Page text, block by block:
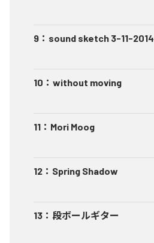
9 ： sound sketch 3-11-2014
10 ： without moving
11 ： Mori Moog
12 ： Spring Shadow
13 ： 段ボールギター